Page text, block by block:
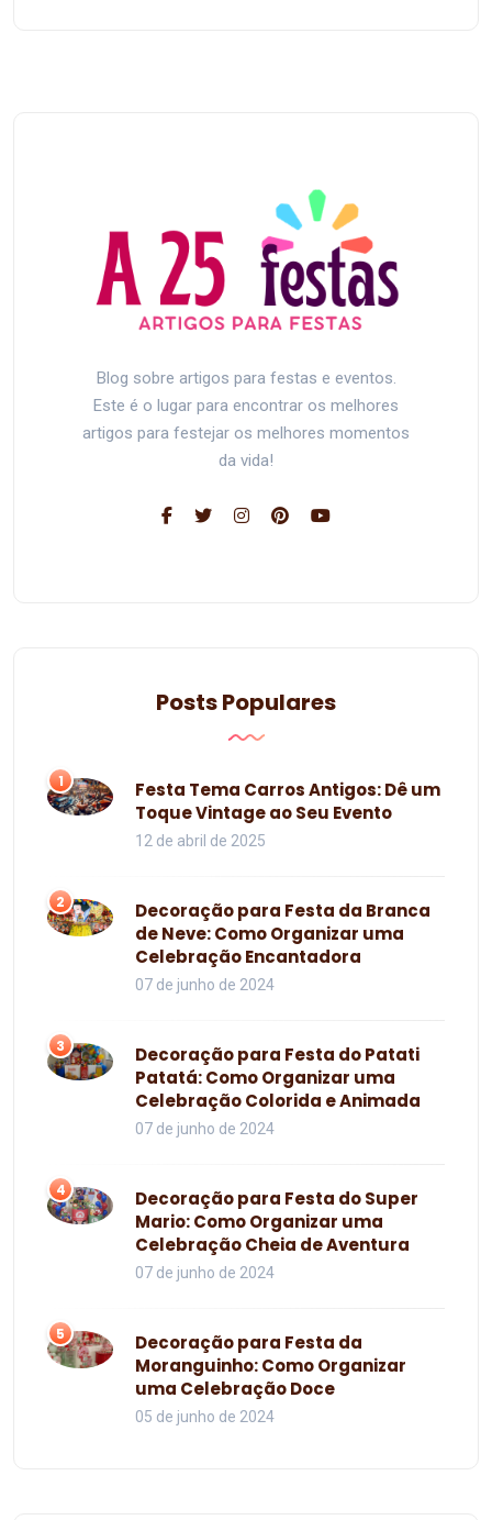
Blog sobre artigos para festas e eventos.
Este é o lugar para encontrar os melhores
artigos para festejar os melhores momentos
da vida!
Posts Populares
1
Festa Tema Carros Antigos: Dê um
Toque Vintage ao Seu Evento
12 de abril de 2025
2
Decoração para Festa da Branca
de Neve: Como Organizar uma
Celebração Encantadora
07 de junho de 2024
3
Decoração para Festa do Patati
Patatá: Como Organizar uma
Celebração Colorida e Animada
07 de junho de 2024
4
Decoração para Festa do Super
Mario: Como Organizar uma
Celebração Cheia de Aventura
07 de junho de 2024
5
Decoração para Festa da
Moranguinho: Como Organizar
uma Celebração Doce
05 de junho de 2024